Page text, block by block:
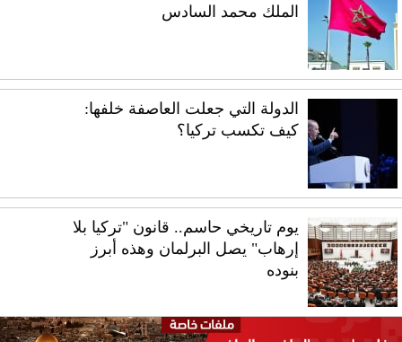
الملك محمد السادس
الدولة التي جعلت العاصفة خلفها:
كيف تكسب تركيا؟
يوم تاريخي حاسم.. قانون "تركيا بلا
إرهاب" يصل البرلمان وهذه أبرز
بنوده